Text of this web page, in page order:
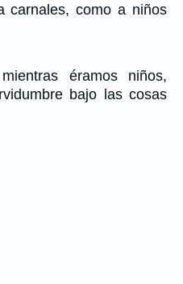
carnales, como a niños
éramos niños,
bajo las cosas